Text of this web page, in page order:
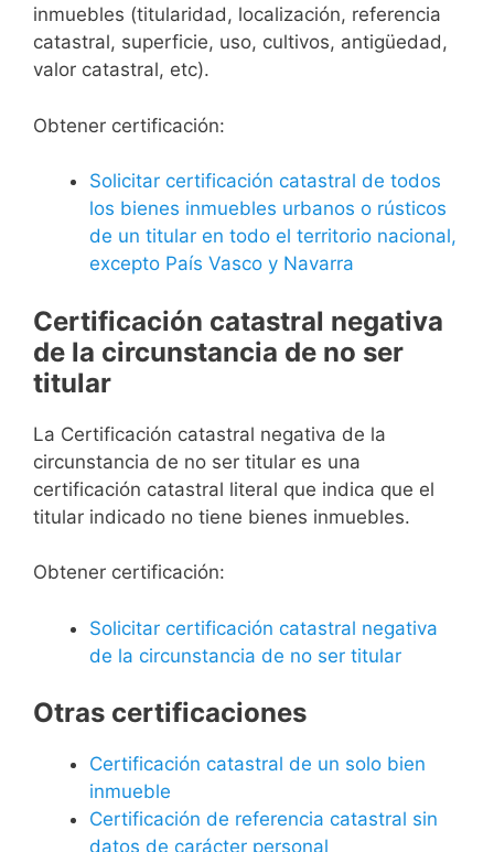
inmuebles (titularidad, localización, referencia
catastral, superficie, uso, cultivos, antigüedad,
valor catastral, etc).
Obtener certificación:
Solicitar certificación catastral de todos
los bienes inmuebles urbanos o rústicos
de un titular en todo el territorio nacional,
excepto País Vasco y Navarra
Certificación catastral negativa
de la circunstancia de no ser
titular
La Certificación catastral negativa de la
circunstancia de no ser titular es una
certificación catastral literal que indica que el
titular indicado no tiene bienes inmuebles.
Obtener certificación:
Solicitar certificación catastral negativa
de la circunstancia de no ser titular
Otras certificaciones
Certificación catastral de un solo bien
inmueble
Certificación de referencia catastral sin
datos de carácter personal